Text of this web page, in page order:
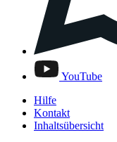
YouTube
Hilfe
Kontakt
Inhaltsübersicht